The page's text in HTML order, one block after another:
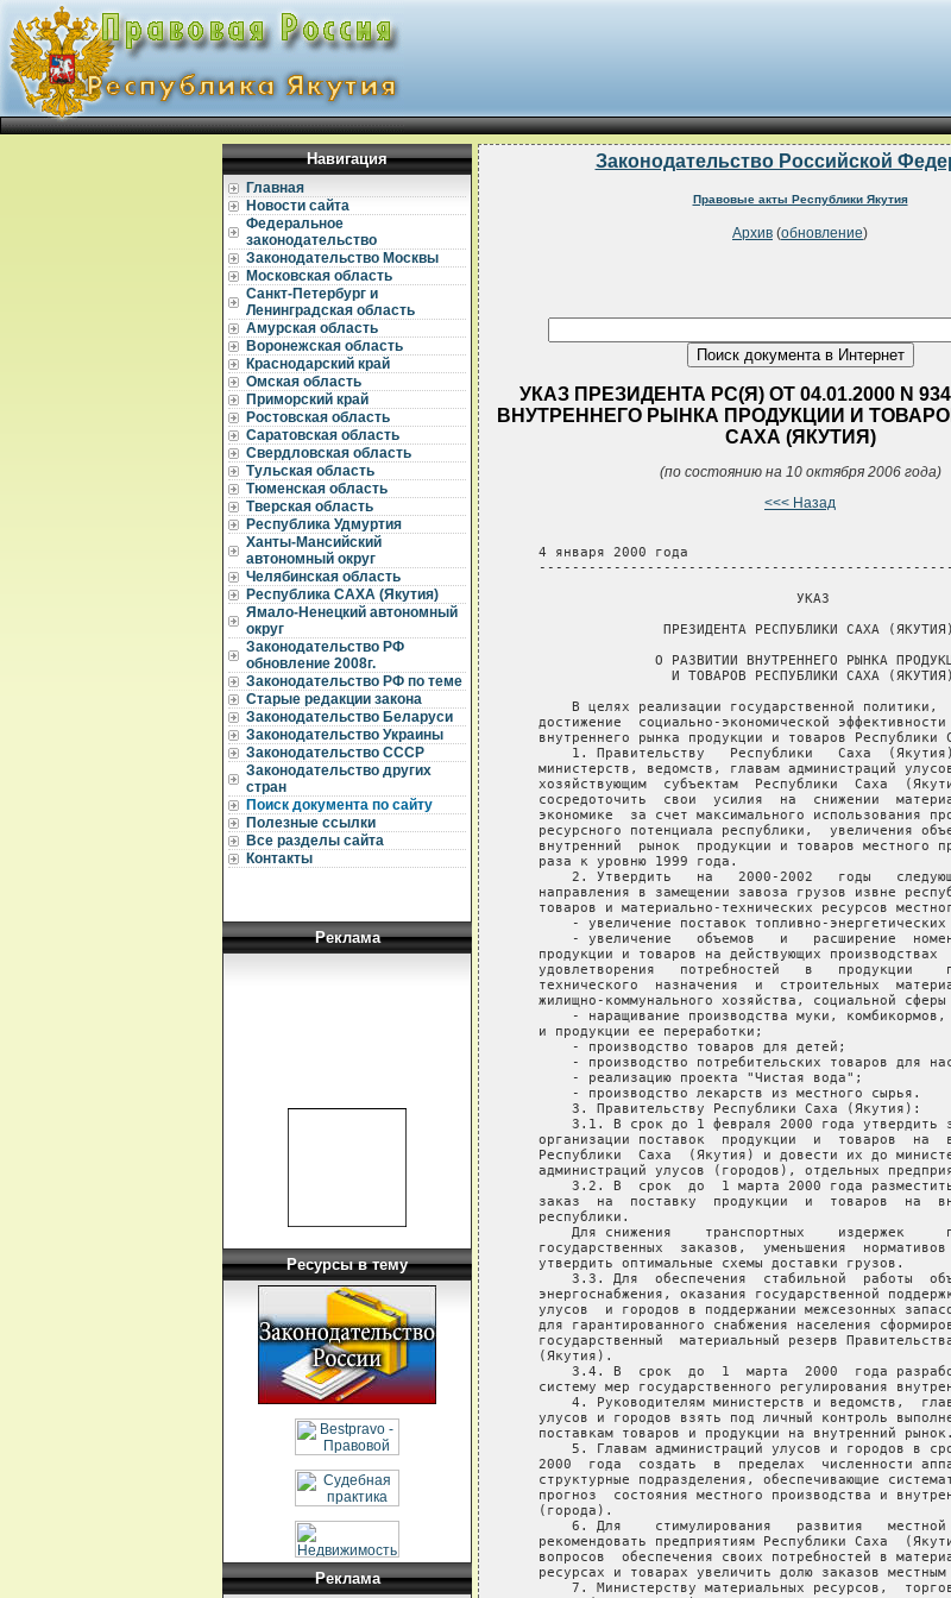
Навигация
Главная
Новости сайта
Федеральное
законодательство
Законодательство Москвы
Московская область
Санкт-Петербург и
Ленинградская область
Амурская область
Воронежская область
Краснодарский край
Омская область
Приморский край
Ростовская область
Саратовская область
Свердловская область
Тульская область
Тюменская область
Тверская область
Республика Удмуртия
Ханты-Мансийский
автономный округ
Челябинская область
Республика САХА (Якутия)
Ямало-Ненецкий автономный
округ
Законодательство РФ
обновление 2008г.
Законодательство РФ по теме
Старые редакции закона
Законодательство Беларуси
Законодательство Украины
Законодательство СССР
Законодательство других
стран
Поиск документа по сайту
Полезные ссылки
Все разделы сайта
Контакты
Реклама
Ресурсы в тему
Реклама
Законодательство Российской
Правовые акты Республики Якутия
Архив (обновление)
УКАЗ ПРЕЗИДЕНТА РС(Я) ОТ 04.01.2000 N
ВНУТРЕННЕГО РЫНКА ПРОДУКЦИИ И
САХА (ЯКУТИЯ)
(по состоянию на 10 октября 2006 года)
<<< Назад
4 января 2000 года
                                  УКАЗ
                  ПРЕЗИДЕНТА РЕСПУБЛИКИ САХА (ЯКУТИЯ)
О РАЗВИТИИ ВНУТРЕННЕГО РЫНКА
                   И ТОВАРОВ РЕСПУБЛИКИ САХА (ЯКУТИЯ)
В целях реализации государственной политики,
достижение  социально-экономической эффективности
внутреннего рынка продукции и товаров Республики
1. Правительству   Республики   Саха
министерств, ведомств, главам администраций
хозяйствующим  субъектам  Республики  Саха
сосредоточить  свои  усилия  на  снижении
экономике  за счет максимального использования
ресурсного потенциала республики,  увеличения
внутренний  рынок  продукции и товаров местного
   раза к уровню 1999 года.
2. Утвердить   на   2000-2002   годы
направления в замещении завоза грузов извне
товаров и материально-технических ресурсов
- увеличение поставок топливно-энергетических
- увеличение   объемов   и   расширение
продукции и товаров на действующих производствах
удовлетворения   потребностей   в   продукции
технического  назначения  и  строительных
жилищно-коммунального хозяйства, социальной сферы
- наращивание производства муки, комбикормов,
   и продукции ее переработки;
       - производство товаров для детей;
- производство потребительских товаров для
       - реализацию проекта "Чистая вода";
       - производство лекарств из местного сырья.
       3. Правительству Республики Саха (Якутия):
3.1. В срок до 1 февраля 2000 года утвердить
организации поставок  продукции  и  товаров  на
Республики  Саха  (Якутия) и довести их до
администраций улусов (городов), отдельных
3.2. В  срок  до  1 марта 2000 года
заказ  на  поставку  продукции  и  товаров  на
   республики.
Для снижения    транспортных    издержек
государственных  заказов,  уменьшения  нормативов
   утвердить оптимальные схемы доставки грузов.
3.3. Для  обеспечения  стабильной  работы
энергоснабжения, оказания государственной
улусов  и городов в поддержании межсезонных
для гарантированного снабжения населения
государственный  материальный резерв
   (Якутия).
3.4. В  срок  до  1  марта  2000  года
систему мер государственного регулирования
4. Руководителям министерств и ведомств,
улусов и городов взять под личный контроль
   поставкам товаров и продукции на внутренний рынок.
5. Главам администраций улусов и городов в
2000  года  создать  в  пределах  численности
структурные подразделения, обеспечивающие
прогноз  состояния местного производства и
   (города).
6. Для    стимулирования   развития   местной
рекомендовать предприятиям Республики Саха
вопросов  обеспечения своих потребностей в
ресурсах и товарах увеличить долю заказов местным
7. Министерству материальных ресурсов,